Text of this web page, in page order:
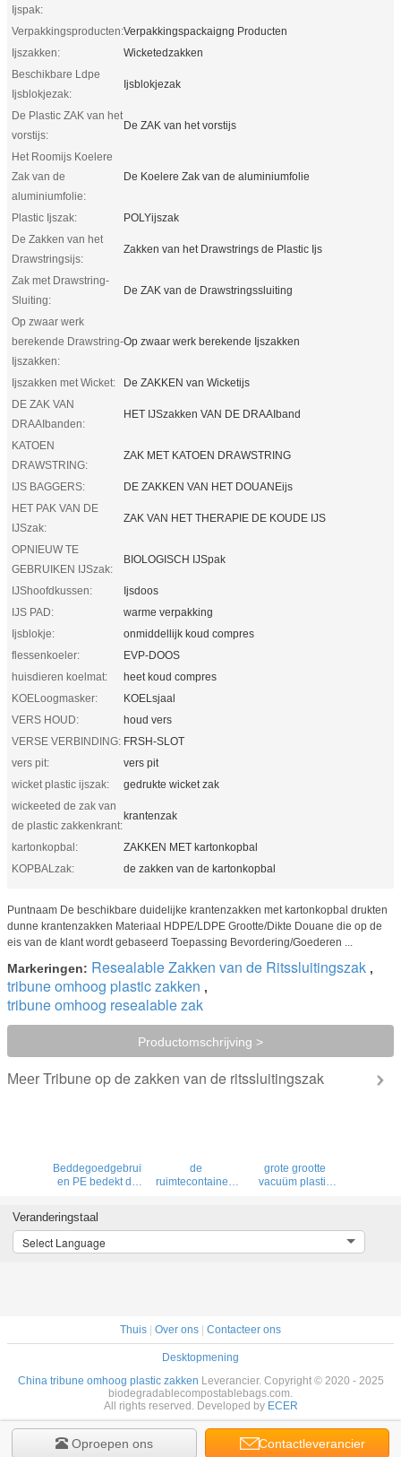
Ijspak:
Verpakkingsproducten:Verpakkingspackaigng Producten
Ijszakken:
Wicketedzakken
Beschikbare Ldpe
Ijsblokjezak:
Ijsblokjezak
De Plastic ZAK van het
vorstijs:
De ZAK van het vorstijs
Het Roomijs Koelere
Zak van de
aluminiumfolie:
De Koelere Zak van de aluminiumfolie
Plastic Ijszak:
POLYijszak
De Zakken van het
Drawstringsijs:
Zakken van het Drawstrings de Plastic Ijs
Zak met Drawstring-
Sluiting:
De ZAK van de Drawstringssluiting
Op zwaar werk
berekende Drawstring-
Ijszakken:
Op zwaar werk berekende Ijszakken
Ijszakken met Wicket:
De ZAKKEN van Wicketijs
DE ZAK VAN
DRAAIbanden:
HET IJSzakken VAN DE DRAAIband
KATOEN
DRAWSTRING:
ZAK MET KATOEN DRAWSTRING
IJS BAGGERS:
DE ZAKKEN VAN HET DOUANEijs
HET PAK VAN DE
IJSzak:
ZAK VAN HET THERAPIE DE KOUDE IJS
OPNIEUW TE
GEBRUIKEN IJSzak:
BIOLOGISCH IJSpak
IJShoofdkussen:
Ijsdoos
IJS PAD:
warme verpakking
Ijsblokje:
onmiddellijk koud compres
flessenkoeler:
EVP-DOOS
huisdieren koelmat:
heet koud compres
KOELoogmasker:
KOELsjaal
VERS HOUD:
houd vers
VERSE VERBINDING: FRSH-SLOT
vers pit:
vers pit
wicket plastic ijszak:
gedrukte wicket zak
wickeeted de zak van
de plastic zakkenkrant:
krantenzak
kartonkopbal:
ZAKKEN MET kartonkopbal
KOPBALzak:
de zakken van de kartonkopbal
Puntnaam De beschikbare duidelijke krantenzakken met kartonkopbal drukten
dunne krantenzakken Materiaal HDPE/LDPE Grootte/Dikte Douane die op de
eis van de klant wordt gebaseerd Toepassing Bevordering/Goederen ...
Markeringen: Resealable Zakken van de Ritssluitingszak ,
tribune omhoog plastic zakken ,
tribune omhoog resealable zak
Productomschrijving >
Meer Tribune op de zakken van de ritssluitingszak
Beddegoedgebruik
en PE bedekt de
van de
huisbergruimte,
de
Gebruiksvacu
de
ruimtecontainers
voor huisopslag,
grote grootte
vacuüm plastic
met een klep,
Oproepen ons Contactleverancier
Veranderingstaal
Select Language
Thuis | Over ons | Contacteer ons
Desktopmening
China tribune omhoog plastic zakken Leverancier. Copyright © 2020 - 2025
biodegradablecompostablebags.com.
All rights reserved. Developed by ECER